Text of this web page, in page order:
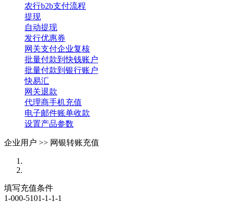
农行b2b支付流程
提现
自动提现
发行优惠券
网关支付企业复核
批量付款到快钱账户
批量付款到银行账户
快易汇
网关退款
代理商手机充值
电子邮件账单收款
设置产品参数
企业用户 >> 网银转账充值
填写充值条件
1-000-5101-1-1-1